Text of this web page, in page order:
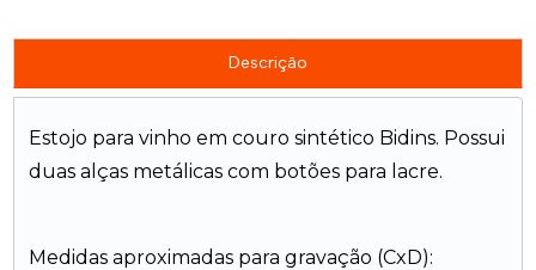
Descrição
Estojo para vinho em couro sintético Bidins. Possui
duas alças metálicas com botões para lacre.
Medidas aproximadas para gravação (CxD):